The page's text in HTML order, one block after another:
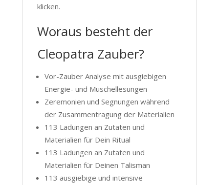
klicken.
Woraus besteht der
Cleopatra Zauber?
Vor-Zauber Analyse mit ausgiebigen
Energie- und Muschellesungen
Zeremonien und Segnungen während
der Zusammentragung der Materialien
113 Ladungen an Zutaten und
Materialien für Dein Ritual
113 Ladungen an Zutaten und
Materialien für Deinen Talisman
113 ausgiebige und intensive